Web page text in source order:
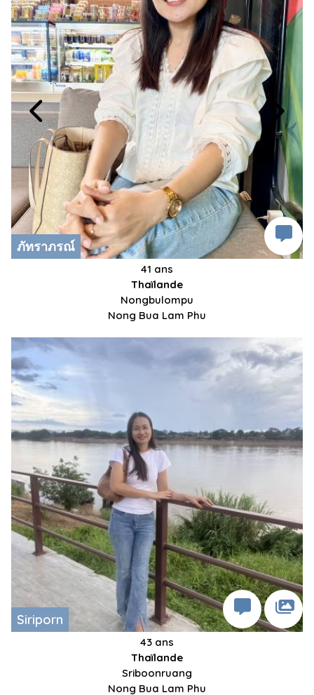
ภัทราภรณ์
41 ans
Thaïlande
Nongbulompu
Nong Bua Lam Phu
Siriporn
43 ans
Thaïlande
Sriboonruang
Nong Bua Lam Phu